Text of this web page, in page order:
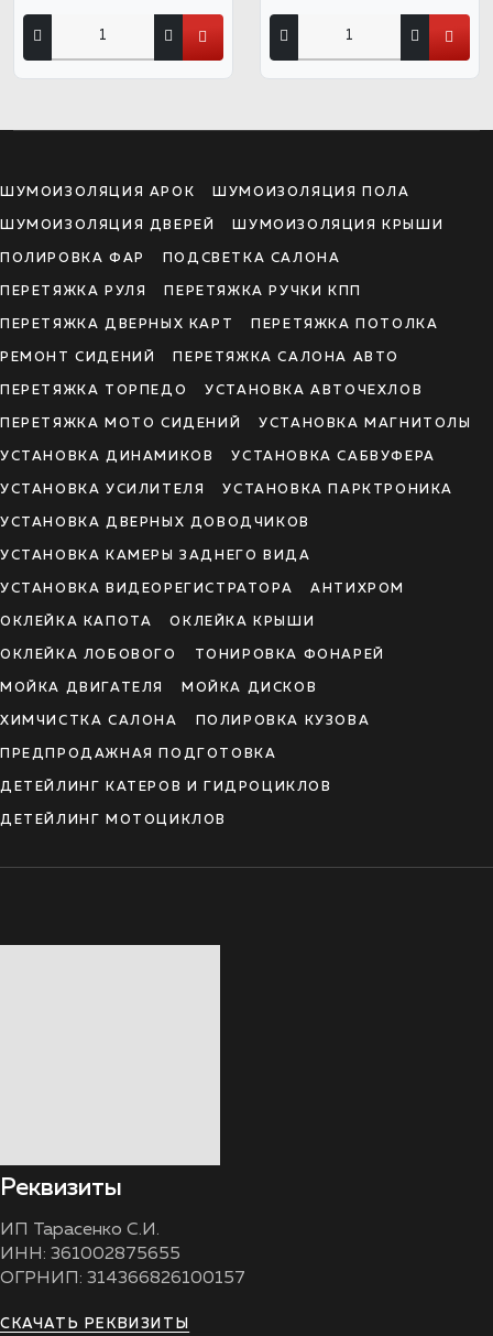
ШУМОИЗОЛЯЦИЯ АРОК ШУМОИЗОЛЯЦИЯ ПОЛА
ШУМОИЗОЛЯЦИЯ ДВЕРЕЙ ШУМОИЗОЛЯЦИЯ КРЫШИ
ПОЛИРОВКА ФАР ПОДСВЕТКА САЛОНА
ПЕРЕТЯЖКА РУЛЯ ПЕРЕТЯЖКА РУЧКИ КПП
ПЕРЕТЯЖКА ДВЕРНЫХ КАРТ ПЕРЕТЯЖКА ПОТОЛКА
РЕМОНТ СИДЕНИЙ ПЕРЕТЯЖКА САЛОНА АВТО
ПЕРЕТЯЖКА ТОРПЕДО УСТАНОВКА АВТОЧЕХЛОВ
ПЕРЕТЯЖКА МОТО СИДЕНИЙ УСТАНОВКА МАГНИТОЛЫ
УСТАНОВКА ДИНАМИКОВ УСТАНОВКА САБВУФЕРА
УСТАНОВКА УСИЛИТЕЛЯ УСТАНОВКА ПАРКТРОНИКА
УСТАНОВКА ДВЕРНЫХ ДОВОДЧИКОВ
УСТАНОВКА КАМЕРЫ ЗАДНЕГО ВИДА
УСТАНОВКА ВИДЕОРЕГИСТРАТОРА АНТИХРОМ
ОКЛЕЙКА КАПОТА ОКЛЕЙКА КРЫШИ
ОКЛЕЙКА ЛОБОВОГО ТОНИРОВКА ФОНАРЕЙ
МОЙКА ДВИГАТЕЛЯ МОЙКА ДИСКОВ
ХИМЧИСТКА САЛОНА ПОЛИРОВКА КУЗОВА
ПРЕДПРОДАЖНАЯ ПОДГОТОВКА
ДЕТЕЙЛИНГ КАТЕРОВ И ГИДРОЦИКЛОВ
ДЕТЕЙЛИНГ МОТОЦИКЛОВ
Реквизиты
ИП Тарасенко С.И.
ИНН: 361002875655
ОГРНИП: 314366826100157
СКАЧАТЬ РЕКВИЗИТЫ